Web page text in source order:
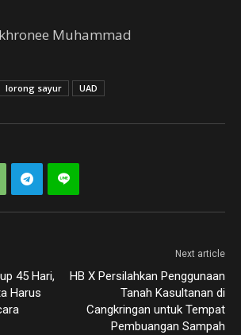
Muhammad
lorong sayur UAD
45 Hari,
Harus
Next article
HB X Persilahkan Penggunaan
Tanah Kasultanan di
Cangkringan untuk Tempat
Pembuangan Sampah